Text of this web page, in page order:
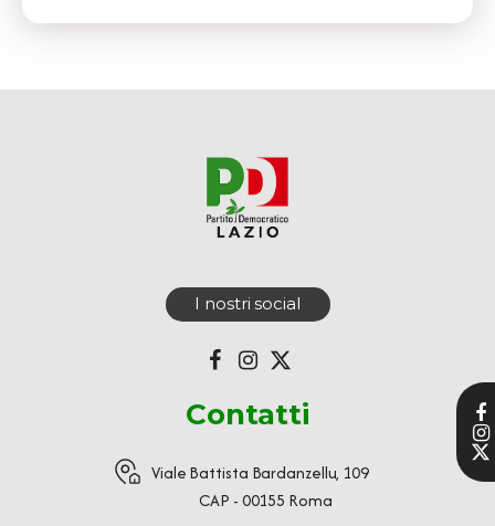
I nostri social
Contatti
Viale Battista Bardanzellu, 109
CAP - 00155 Roma